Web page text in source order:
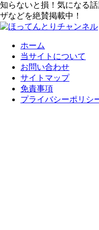
知らないと損！気になる
ザなどを絶賛掲載中！
ホーム
当サイトについて
お問い合わせ
サイトマップ
免責事項
プライバシーポリシ